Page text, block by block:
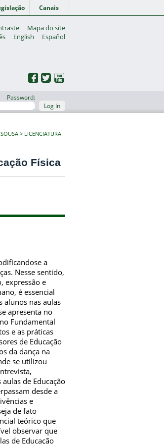
Canais
Mapa do site
English Español
Password:
Log In
LICENCIATURA
Física
a
Nesse sentido,
expressão e
é essencial
alunos nas aulas
apresenta no
Fundamental
e as práticas
de Educação
da dança na
se utilizou
de Educação
desde a
e
de fato
teórico que
observar que
de Educação